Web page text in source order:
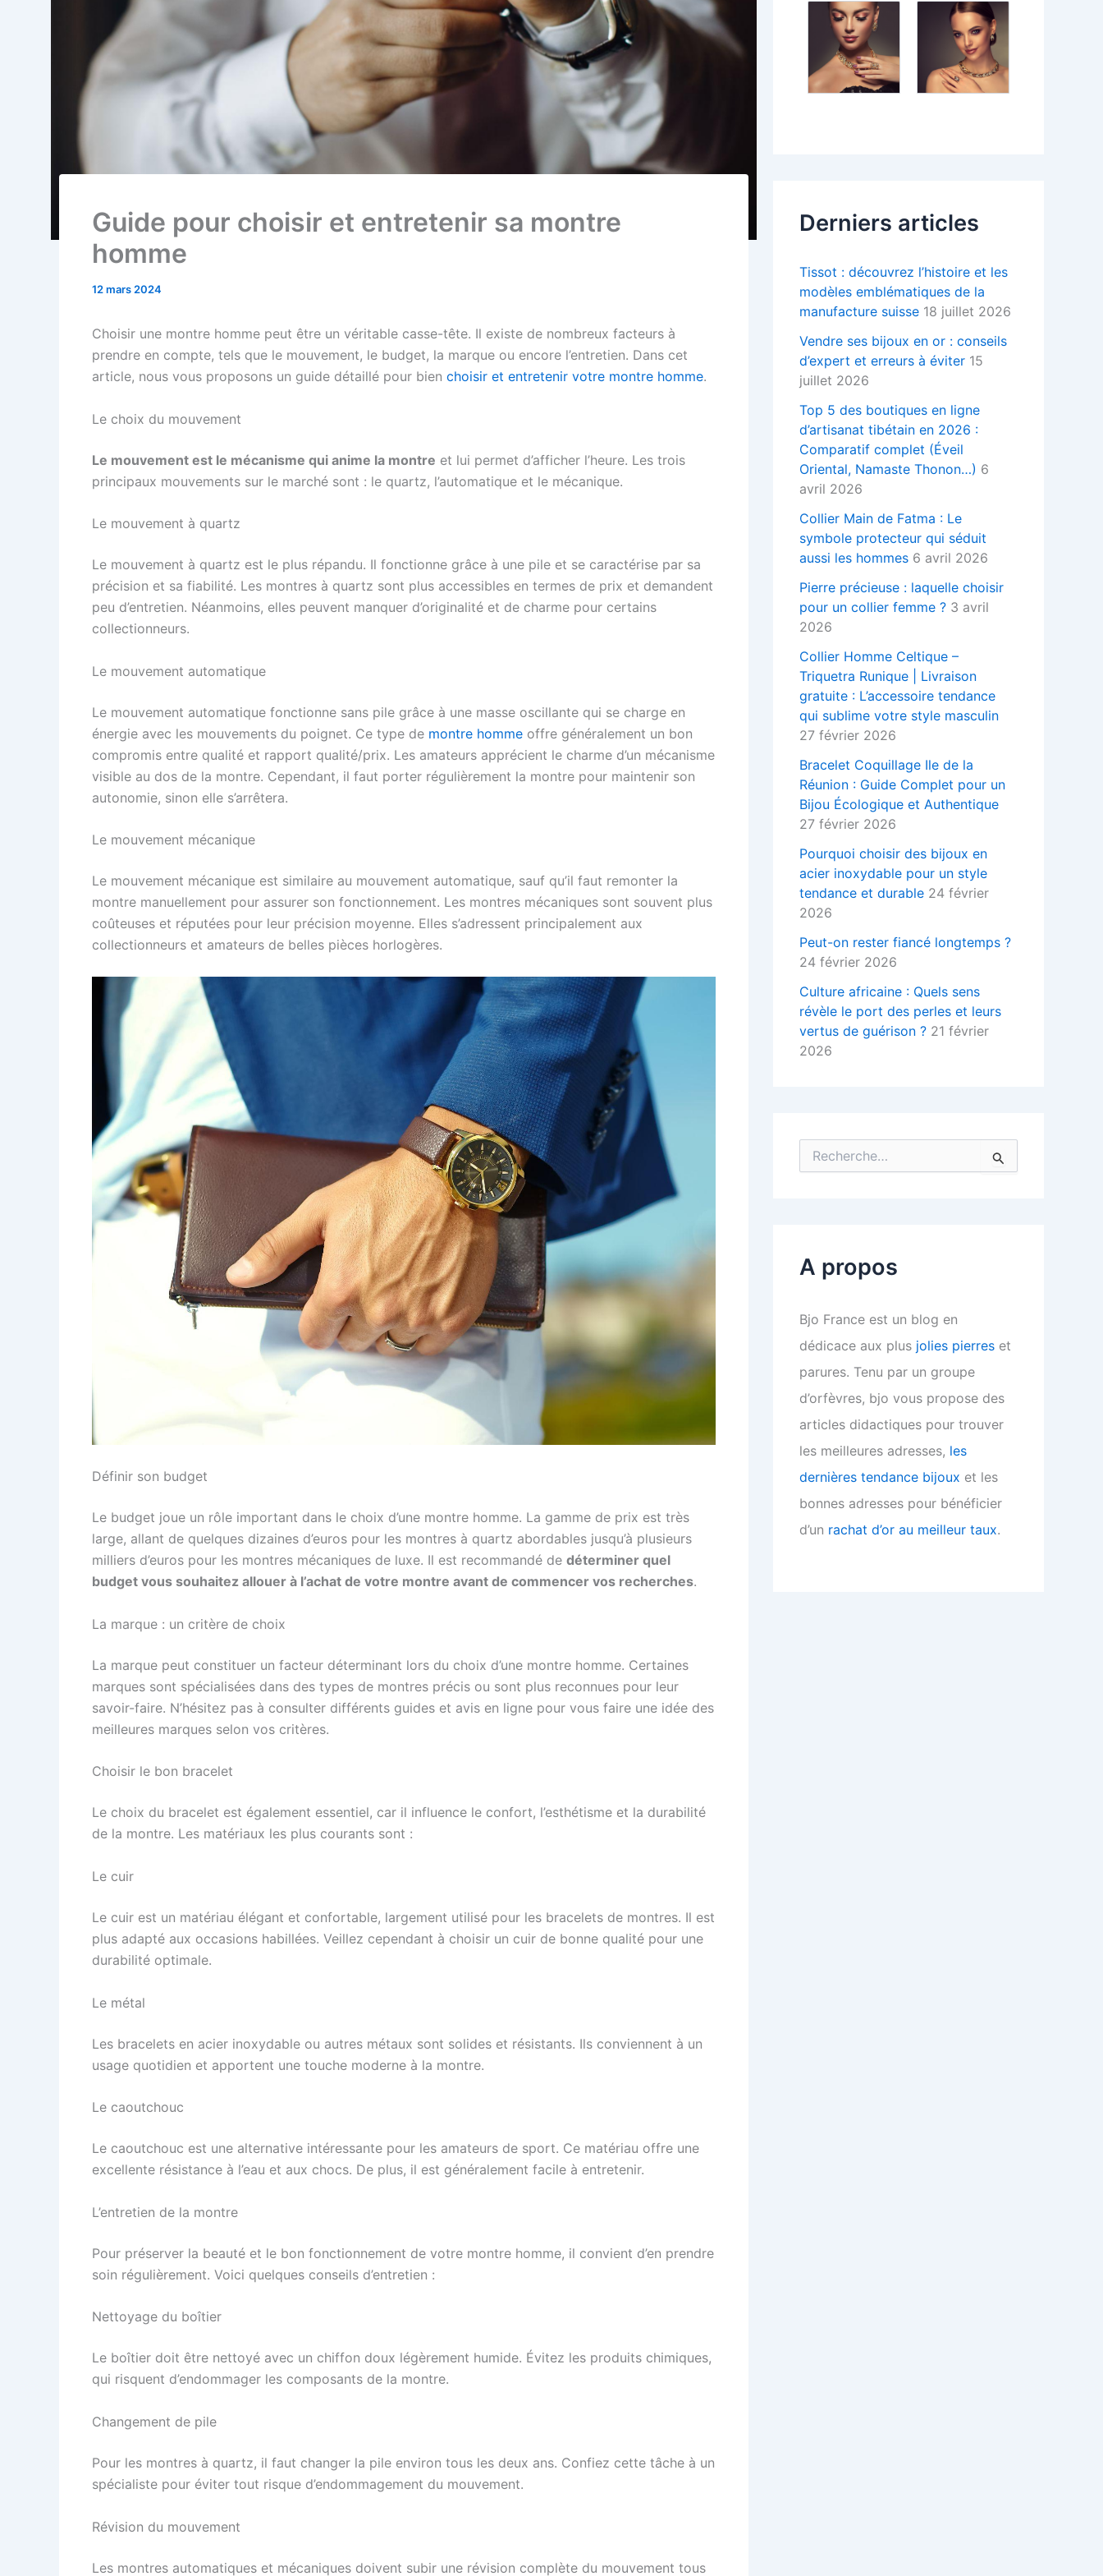
Guide pour choisir et entretenir sa montre
homme
12 mars 2024
Choisir une montre homme peut être un véritable casse-tête. Il existe de nombreux facteurs à
prendre en compte, tels que le mouvement, le budget, la marque ou encore l’entretien. Dans cet
article, nous vous proposons un guide détaillé pour bien choisir et entretenir votre montre homme.
Le choix du mouvement
Le mouvement est le mécanisme qui anime la montre et lui permet d’afficher l’heure. Les trois
principaux mouvements sur le marché sont : le quartz, l’automatique et le mécanique.
Le mouvement à quartz
Le mouvement à quartz est le plus répandu. Il fonctionne grâce à une pile et se caractérise par sa
précision et sa fiabilité. Les montres à quartz sont plus accessibles en termes de prix et demandent
peu d’entretien. Néanmoins, elles peuvent manquer d’originalité et de charme pour certains
collectionneurs.
Le mouvement automatique
Le mouvement automatique fonctionne sans pile grâce à une masse oscillante qui se charge en
énergie avec les mouvements du poignet. Ce type de montre homme offre généralement un bon
compromis entre qualité et rapport qualité/prix. Les amateurs apprécient le charme d’un mécanisme
visible au dos de la montre. Cependant, il faut porter régulièrement la montre pour maintenir son
autonomie, sinon elle s’arrêtera.
Le mouvement mécanique
Le mouvement mécanique est similaire au mouvement automatique, sauf qu’il faut remonter la
montre manuellement pour assurer son fonctionnement. Les montres mécaniques sont souvent plus
coûteuses et réputées pour leur précision moyenne. Elles s’adressent principalement aux
collectionneurs et amateurs de belles pièces horlogères.
Définir son budget
Le budget joue un rôle important dans le choix d’une montre homme. La gamme de prix est très
large, allant de quelques dizaines d’euros pour les montres à quartz abordables jusqu’à plusieurs
milliers d’euros pour les montres mécaniques de luxe. Il est recommandé de déterminer quel
budget vous souhaitez allouer à l’achat de votre montre avant de commencer vos recherches.
La marque : un critère de choix
La marque peut constituer un facteur déterminant lors du choix d’une montre homme. Certaines
marques sont spécialisées dans des types de montres précis ou sont plus reconnues pour leur
savoir-faire. N’hésitez pas à consulter différents guides et avis en ligne pour vous faire une idée des
meilleures marques selon vos critères.
Choisir le bon bracelet
Le choix du bracelet est également essentiel, car il influence le confort, l’esthétisme et la durabilité
de la montre. Les matériaux les plus courants sont :
Le cuir
Le cuir est un matériau élégant et confortable, largement utilisé pour les bracelets de montres. Il est
plus adapté aux occasions habillées. Veillez cependant à choisir un cuir de bonne qualité pour une
durabilité optimale.
Le métal
Les bracelets en acier inoxydable ou autres métaux sont solides et résistants. Ils conviennent à un
usage quotidien et apportent une touche moderne à la montre.
Le caoutchouc
Le caoutchouc est une alternative intéressante pour les amateurs de sport. Ce matériau offre une
excellente résistance à l’eau et aux chocs. De plus, il est généralement facile à entretenir.
L’entretien de la montre
Pour préserver la beauté et le bon fonctionnement de votre montre homme, il convient d’en prendre
soin régulièrement. Voici quelques conseils d’entretien :
Nettoyage du boîtier
Le boîtier doit être nettoyé avec un chiffon doux légèrement humide. Évitez les produits chimiques,
qui risquent d’endommager les composants de la montre.
Changement de pile
Pour les montres à quartz, il faut changer la pile environ tous les deux ans. Confiez cette tâche à un
spécialiste pour éviter tout risque d’endommagement du mouvement.
Révision du mouvement
Les montres automatiques et mécaniques doivent subir une révision complète du mouvement tous
Derniers articles
Tissot : découvrez l’histoire et les
modèles emblématiques de la
manufacture suisse 18 juillet 2026
Vendre ses bijoux en or : conseils
d’expert et erreurs à éviter 15
juillet 2026
Top 5 des boutiques en ligne
d’artisanat tibétain en 2026 :
Comparatif complet (Éveil
Oriental, Namaste Thonon…) 6
avril 2026
Collier Main de Fatma : Le
symbole protecteur qui séduit
aussi les hommes 6 avril 2026
Pierre précieuse : laquelle choisir
pour un collier femme ? 3 avril
2026
Collier Homme Celtique –
Triquetra Runique | Livraison
gratuite : L’accessoire tendance
qui sublime votre style masculin
27 février 2026
Bracelet Coquillage Ile de la
Réunion : Guide Complet pour un
Bijou Écologique et Authentique
27 février 2026
Pourquoi choisir des bijoux en
acier inoxydable pour un style
tendance et durable 24 février
2026
Peut-on rester fiancé longtemps ?
24 février 2026
Culture africaine : Quels sens
révèle le port des perles et leurs
vertus de guérison ? 21 février
2026
h
e
:
A propos
Bjo France est un blog en
dédicace aux plus jolies pierres et
parures. Tenu par un groupe
d’orfèvres, bjo vous propose des
articles didactiques pour trouver
les meilleures adresses, les
dernières tendance bijoux et les
bonnes adresses pour bénéficier
d’un rachat d’or au meilleur taux.